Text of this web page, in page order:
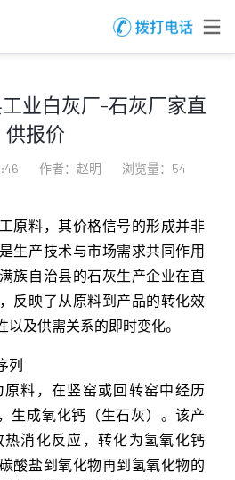
业白灰厂-石灰厂家直
供报价
作者：赵明 浏览量：54
原料，其价格信号的形成并非
生产技术与市场需求共同作用
族自治县的石灰生产企业在直
反映了从原料到产品的转化效
及供需关系的即时变化。
列
料，在竖窑或回转窑中经历
生成氧化钙（生石灰）。该产
消化反应，转化为氢氧化钙
酸盐到氧化物再到氢氧化物的